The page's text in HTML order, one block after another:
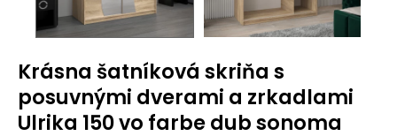
Krásna šatníková skriňa s
posuvnými dverami a zrkadlami
Ulrika 150 vo farbe dub sonoma